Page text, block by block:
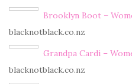
Brooklyn Boot –
blacknotblack.co.nz
Grandpa Cardi –
blacknotblack.co.nz